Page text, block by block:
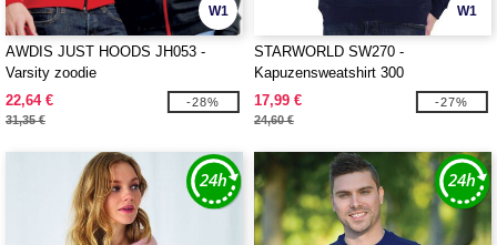
W1
AWDIS JUST HOODS JH053 -
Varsity zoodie
22,64 €
31,35 €
-28%
W1
STARWORLD SW270 -
Kapuzensweatshirt 300
17,99 €
24,60 €
-27%